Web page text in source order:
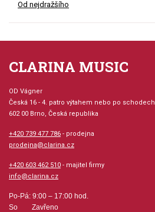
Od nejdražšího
CLARINA MUSIC
OD Vágner
Česká 16 - 4. patro výtahem nebo po schodech
602 00 Brno, Česká republika
+420 739 477 786 - prodejna
prodejna@clarina.cz
+420 603 462 510 - majitel firmy
info@clarina.cz
Po-Pá: 9:00 – 17:00 hod.
So Zavřeno